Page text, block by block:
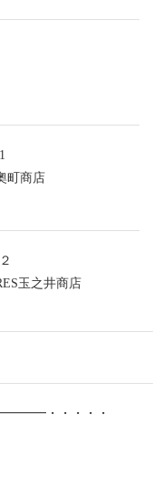
町商店
玉之井商店
・・・・・